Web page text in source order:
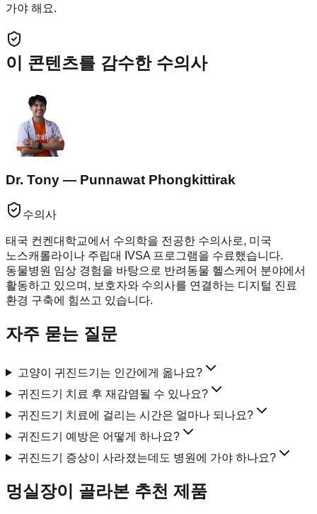
가야 해요.
이 콘텐츠를 감수한 수의사
Dr. Tony — Punnawat Phongkittirak
수의사
태국 컨켄대학교에서 수의학을 전공한 수의사로, 미국
노스캐롤라이나 주립대 IVSA 프로그램을 수료했습니다.
동물병원 임상 경험을 바탕으로 반려동물 헬스케어 분야에서
활동하고 있으며, 보호자와 수의사를 연결하는 디지털 진료
환경 구축에 힘쓰고 있습니다.
자주 묻는 질문
고양이 귀진드기는 인간에게 옮나요?
귀진드기 치료 후 재감염될 수 있나요?
귀진드기 치료에 걸리는 시간은 얼마나 되나요?
귀진드기 예방은 어떻게 하나요?
귀진드기 증상이 사라졌는데도 병원에 가야 하나요?
멍실장이 골라본 추천 제품